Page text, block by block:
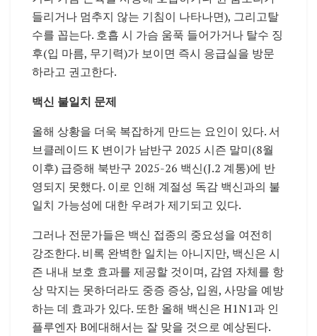
들리거나 멈추지 않는 기침이 나타나면), 그리고탈
수를 꼽는다. 호흡 시 가슴 움푹 들어가거나 탈수 징
후(입 마름, 무기력)가 보이면 즉시 응급실을 방문
하라고 권고한다.
백신 불일치 문제
올해 상황을 더욱 복잡하게 만드는 요인이 있다. 서
브클레이드 K 변이가 남반구 2025 시즌 말미(8월
이후) 급증해 북반구 2025-26 백신(J.2 계통)에 반
영되지 못했다. 이로 인해 계절성 독감 백신과의 불
일치 가능성에 대한 우려가 제기되고 있다.
그러나 전문가들은 백신 접종의 중요성을 여전히
강조한다. 비록 완벽한 일치는 아니지만, 백신은 시
즌 내내 보호 효과를 제공할 것이며, 감염 자체를 항
상 막지는 못하더라도 중증 증상, 입원, 사망을 예방
하는 데 효과가 있다. 또한 올해 백신은 H1N1과 인
플루엔자 B에대해서는 잘 맞을 것으로 예상된다.